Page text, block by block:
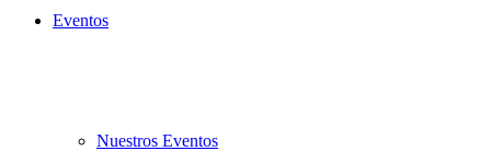
Eventos
Nuestros Eventos